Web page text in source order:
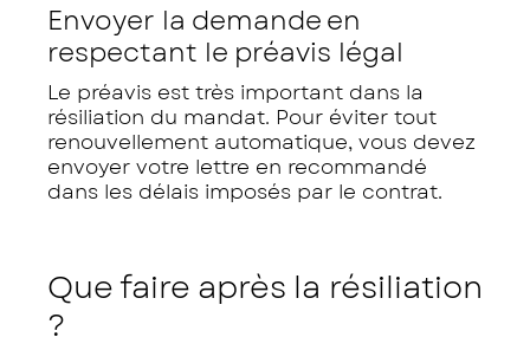
Envoyer la demande en
respectant le préavis légal
Le préavis est très important dans la
résiliation du mandat. Pour éviter tout
renouvellement automatique, vous devez
envoyer votre lettre en recommandé
dans les délais imposés par le contrat.
Que faire après la résiliation
?